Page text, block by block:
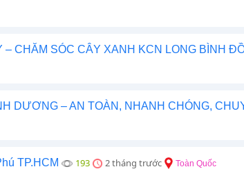
CHĂM SÓC CÂY XANH KCN LONG BÌNH
DƯƠNG – AN TOÀN, NHANH CHÓNG,
TP.HCM 193 2 tháng trước Toàn Quốc